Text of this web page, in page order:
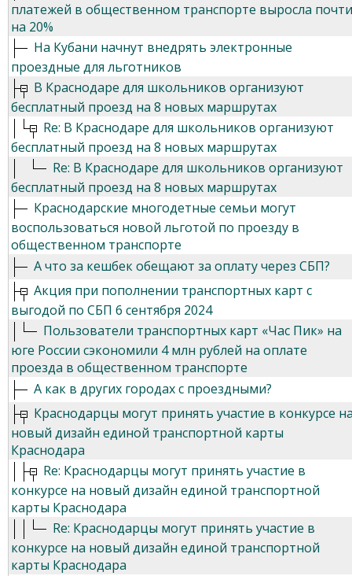
платежей в общественном транспорте выросла почти
на 20%
На Кубани начнут внедрять электронные
проездные для льготников
В Краснодаре для школьников организуют
бесплатный проезд на 8 новых маршрутах
Re: В Краснодаре для школьников организуют
бесплатный проезд на 8 новых маршрутах
Re: В Краснодаре для школьников организуют
бесплатный проезд на 8 новых маршрутах
Краснодарские многодетные семьи могут
воспользоваться новой льготой по проезду в
общественном транспорте
А что за кешбек обещают за оплату через СБП?
Акция при пополнении транспортных карт с
выгодой по СБП 6 сентября 2024
Пользователи транспортных карт «Час Пик» на
юге России сэкономили 4 млн рублей на оплате
проезда в общественном транспорте
А как в других городах с проездными?
Краснодарцы могут принять участие в конкурсе
новый дизайн единой транспортной карты
Краснодара
Re: Краснодарцы могут принять участие в
конкурсе на новый дизайн единой транспортной
карты Краснодара
Re: Краснодарцы могут принять участие в
конкурсе на новый дизайн единой транспортной
карты Краснодара